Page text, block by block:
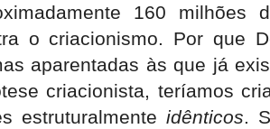
160 milhões
o criacionismo. Por que
aparentadas às que já
criacionista, teríamos
estruturalmente idênticos.